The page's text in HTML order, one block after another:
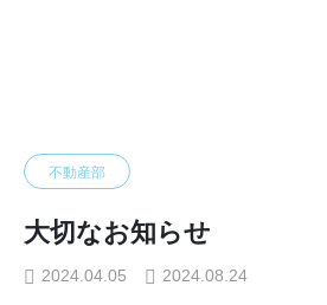
不動産部
大切なお知らせ
2024.04.05 2024.08.24